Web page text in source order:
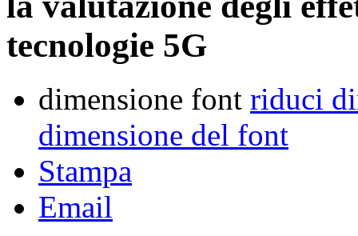
tecnologie 5G
dimensione font riduci
dimensione del font
Stampa
Email